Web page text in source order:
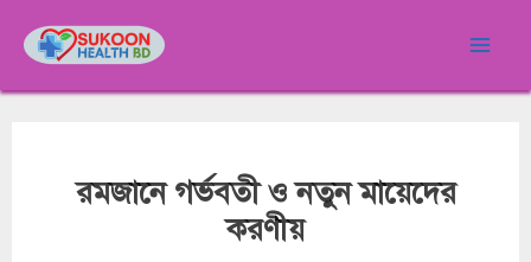
content
রমজানে গর্ভবতী ও নতুন মায়েদের
করণীয়
navigation